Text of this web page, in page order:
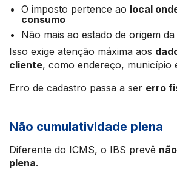
O imposto pertence ao local
consumo
Não mais ao estado de origem
Isso exige atenção máxima aos
cliente, como endereço, município
Erro de cadastro passa a ser erro
Não cumulatividade plena
Diferente do ICMS, o IBS prevê
plena.